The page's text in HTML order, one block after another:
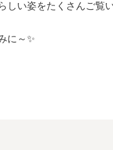
しい姿をたくさんご覧
に～✨